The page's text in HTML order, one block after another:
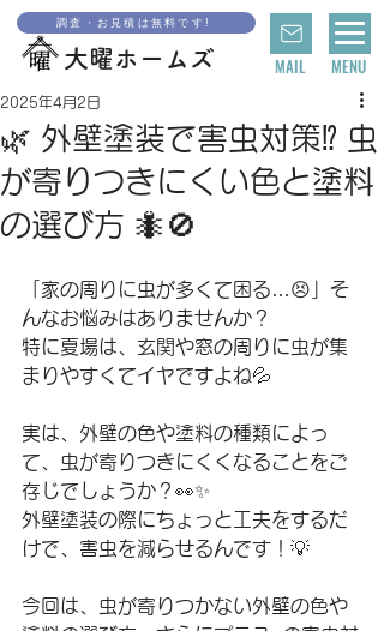
大曜ホームズ MAIL MENU
調査・お見積は無料です!
🌿 外壁塗装で害虫対策⁉️ 虫
が寄りつきにくい色と塗料
の選び方 🐜🚫
2025年4月2日
「家の周りに虫が多くて困る…😣」そ
んなお悩みはありませんか？
特に夏場は、玄関や窓の周りに虫が集
まりやすくてイヤですよね💦
実は、外壁の色や塗料の種類によっ
て、虫が寄りつきにくくなることをご
存じでしょうか？👀✨
外壁塗装の際にちょっと工夫をするだ
けで、害虫を減らせるんです！💡
今回は、虫が寄りつかない外壁の色や